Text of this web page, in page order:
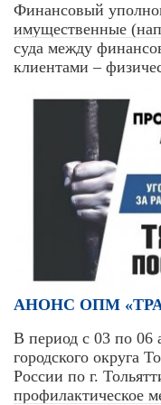
Финансовый
имущественные
суда между
клиентами –
АНОНС ОПМ
В период с 03 по 06
городского округа
России по г.
профилактическое